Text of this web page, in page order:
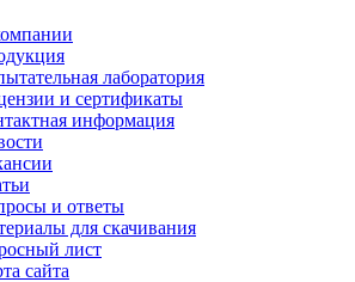
лаборатория
и сертификаты
информация
и ответы
для скачивания
лист
сайта